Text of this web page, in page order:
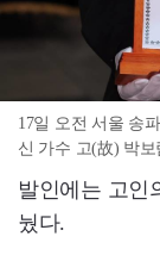
17일 오전 서울 송
신 가수 고(故) 박
발인에는 고인
눴다.